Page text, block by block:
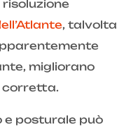
, talvolta
migliorano
corretta.
e posturale può